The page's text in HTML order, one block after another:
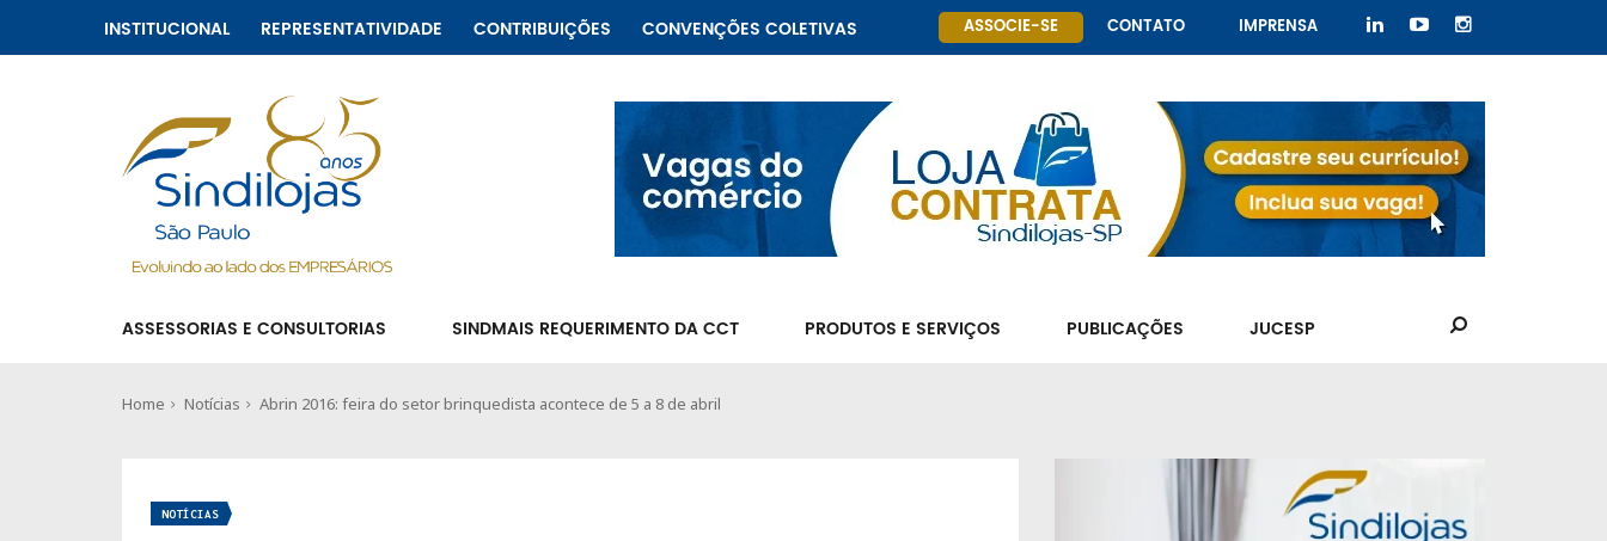
INSTITUCIONAL REPRESENTATIVIDADE CONTRIBUIÇÕES CONVENÇÕES COLETIVAS ASSOCIE-SE CONTATO IMPRENSA
ASSESSORIAS E CONSULTORIAS SINDMAIS REQUERIMENTO DA CCT PRODUTOS E SERVIÇOS PUBLICAÇÕES JUCESP
Home Notícias Abrin 2016: feira do setor brinquedista acontece de 5 a 8 de abril
NOTÍCIAS